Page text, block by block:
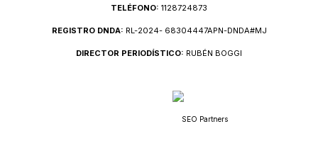
TELÉFONO: 1128724873
REGISTRO DNDA: RL-2024- 68304447APN-DNDA#MJ
DIRECTOR PERIODÍSTICO: RUBÉN BOGGI
SEO Partners